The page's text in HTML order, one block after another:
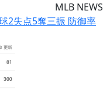
MLB NEWS
2失点5奪三振 防御率